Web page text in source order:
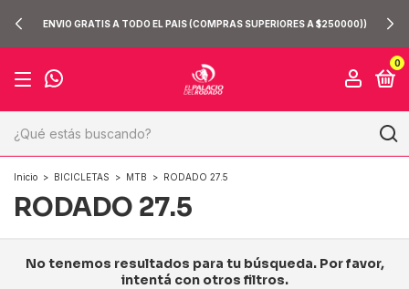
ENVIO GRATIS A TODO EL PAIS (COMPRAS SUPERIORES A $250000))
0
Inicio > BICICLETAS > MTB > RODADO 27.5
RODADO 27.5
No tenemos resultados para tu búsqueda. Por favor,
intentá con otros filtros.